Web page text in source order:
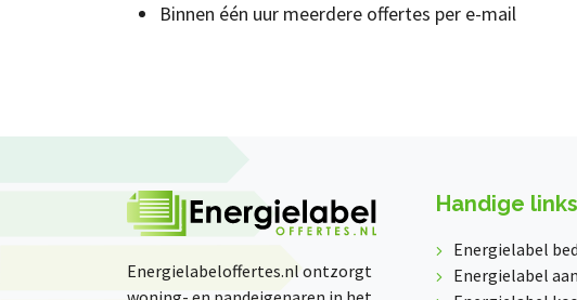
Binnen één uur meerdere offertes per e-mail
Energielabeloffertes.nl ontzorgt
Handige links
Energielabel
Energielabel